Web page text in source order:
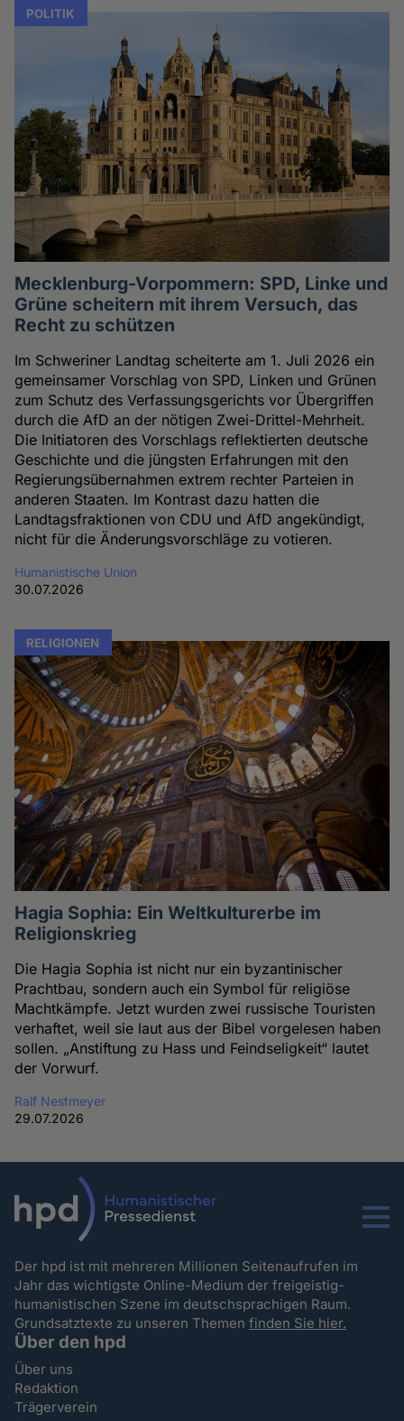
POLITIK
Mecklenburg-Vorpommern: SPD, Linke und
Grüne scheitern mit ihrem Versuch, das
Recht zu schützen
Im Schweriner Landtag scheiterte am 1. Juli 2026 ein
gemeinsamer Vorschlag von SPD, Linken und Grünen
zum Schutz des Verfassungsgerichts vor Übergriffen
durch die AfD an der nötigen Zwei-Drittel-Mehrheit.
Die Initiatoren des Vorschlags reflektierten deutsche
Geschichte und die jüngsten Erfahrungen mit den
Regierungsübernahmen extrem rechter Parteien in
anderen Staaten. Im Kontrast dazu hatten die
Landtagsfraktionen von CDU und AfD angekündigt,
nicht für die Änderungsvorschläge zu votieren.
Humanistische Union
30.07.2026
RELIGIONEN
Hagia Sophia: Ein Weltkulturerbe im
Religionskrieg
Die Hagia Sophia ist nicht nur ein byzantinischer
Prachtbau, sondern auch ein Symbol für religiöse
Machtkämpfe. Jetzt wurden zwei russische Touristen
verhaftet, weil sie laut aus der Bibel vorgelesen haben
sollen. „Anstiftung zu Hass und Feindseligkeit“ lautet
der Vorwurf.
Ralf Nestmeyer
29.07.2026
Menu
Der hpd ist mit mehreren Millionen Seitenaufrufen im
Jahr das wichtigste Online-Medium der freigeistig-
humanistischen Szene im deutschsprachigen Raum.
Grundsatztexte zu unseren Themenfinden Sie hier.
Über den hpd
Über uns
Redaktion
Trägerverein